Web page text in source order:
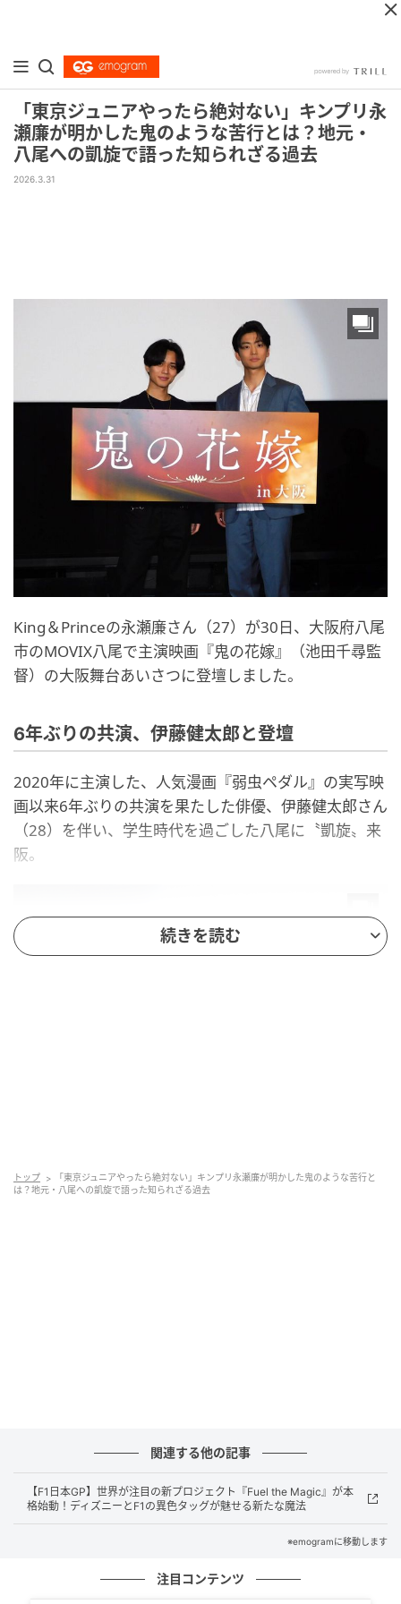
「東京ジュニアやったら絶対ない」キンプリ永
瀬廉が明かした鬼のような苦行とは？地元・
八尾への凱旋で語った知られざる過去
2026.3.31
King＆Princeの永瀬廉さん（27）が30日、大阪府八尾
市のMOVIX八尾で主演映画『鬼の花嫁』（池田千尋監
督）の大阪舞台あいさつに登壇しました。
6年ぶりの共演、伊藤健太郎と登壇
2020年に主演した、人気漫画『弱虫ペダル』の実写映
画以来6年ぶりの共演を果たした俳優、伊藤健太郎さん
（28）を伴い、学生時代を過ごした八尾に〝凱旋〟来
阪。
あやかしと人間が共存する世界を舞台に、鬼の一族の
次期当主（永瀬さん）と家族から愛されずに育った女
性（吉川愛さん）が織り成す和風恋愛ファンタジーに
ちなみ、司会者から「鬼やな、こいつ」と思ったこと
を問われ、関西ジュニア時代の漫才作家体験を挙げま
続きを読む
トップ
「東京ジュニアやったら絶対ない」キンプリ永瀬廉が明かした鬼のような苦行と
は？地元・八尾への凱旋で語った知られざる過去
関連する他の記事
【F1日本GP】世界が注目の新プロジェクト『Fuel the Magic』が本
格始動！ディズニーとF1の異色タッグが魅せる新たな魔法
※emogramに移動します
注目コンテンツ